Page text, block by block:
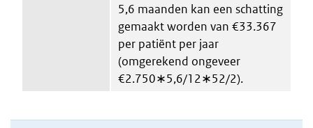
5,6 maanden kan een schatting
gemaakt worden van €33.367
per patiënt per jaar
(omgerekend ongeveer
€2.750∗5,6/12∗52/2).